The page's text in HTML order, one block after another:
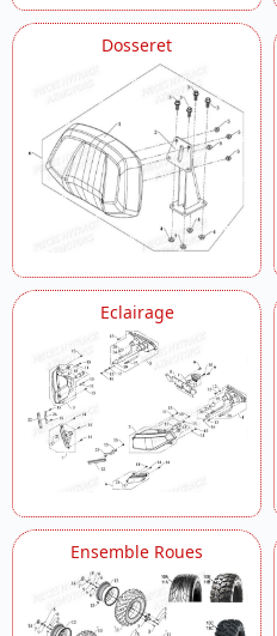
Dosseret
Eclairage
Ensemble Roues